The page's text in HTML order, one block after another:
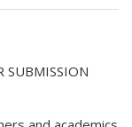
SUBMISSION